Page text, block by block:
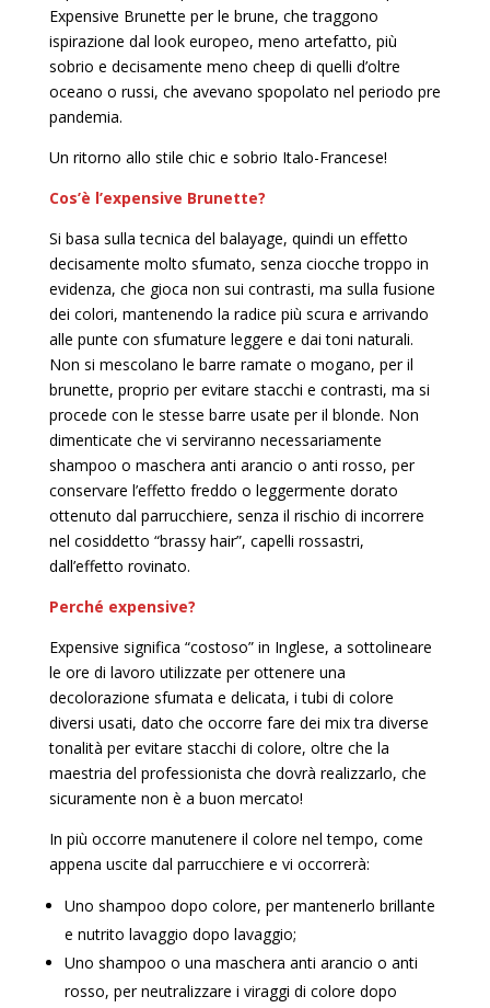
Expensive Brunette per le brune, che traggono
ispirazione dal look europeo, meno artefatto, più
sobrio e decisamente meno cheep di quelli d’oltre
oceano o russi, che avevano spopolato nel periodo pre
pandemia.
Un ritorno allo stile chic e sobrio Italo-Francese!
Cos’è l’expensive Brunette?
Si basa sulla tecnica del balayage, quindi un effetto
decisamente molto sfumato, senza ciocche troppo in
evidenza, che gioca non sui contrasti, ma sulla fusione
dei colori, mantenendo la radice più scura e arrivando
alle punte con sfumature leggere e dai toni naturali.
Non si mescolano le barre ramate o mogano, per il
brunette, proprio per evitare stacchi e contrasti, ma si
procede con le stesse barre usate per il blonde. Non
dimenticate che vi serviranno necessariamente
shampoo o maschera anti arancio o anti rosso, per
conservare l’effetto freddo o leggermente dorato
ottenuto dal parrucchiere, senza il rischio di incorrere
nel cosiddetto “brassy hair”, capelli rossastri,
dall’effetto rovinato.
Perché expensive?
Expensive significa “costoso” in Inglese, a sottolineare
le ore di lavoro utilizzate per ottenere una
decolorazione sfumata e delicata, i tubi di colore
diversi usati, dato che occorre fare dei mix tra diverse
tonalità per evitare stacchi di colore, oltre che la
maestria del professionista che dovrà realizzarlo, che
sicuramente non è a buon mercato!
In più occorre manutenere il colore nel tempo, come
appena uscite dal parrucchiere e vi occorrerà:
Uno shampoo dopo colore, per mantenerlo brillante
e nutrito lavaggio dopo lavaggio;
Uno shampoo o una maschera anti arancio o anti
rosso, per neutralizzare i viraggi di colore dopo